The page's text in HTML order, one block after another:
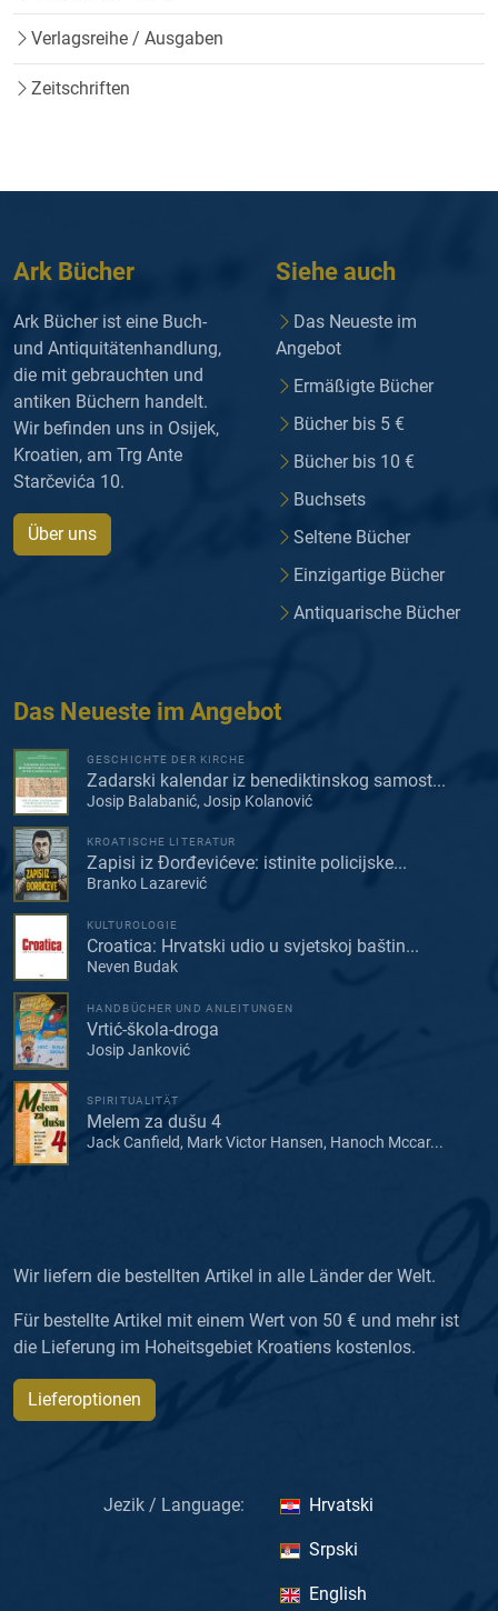
Verlagsreihe / Ausgaben
Zeitschriften
Ark Bücher
Ark Bücher ist eine Buch-
und Antiquitätenhandlung,
die mit gebrauchten und
antiken Büchern handelt.
Wir befinden uns in Osijek,
Kroatien, am Trg Ante
Starčevića 10.
Über uns
Siehe auch
Das Neueste im
Angebot
Ermäßigte Bücher
Bücher bis 5 €
Bücher bis 10 €
Buchsets
Seltene Bücher
Einzigartige Bücher
Antiquarische Bücher
Das Neueste im Angebot
GESCHICHTE DER KIRCHE
Zadarski kalendar iz benediktinskog samost...
Josip Balabanić, Josip Kolanović
KROATISCHE LITERATUR
Zapisi iz Đorđevićeve: istinite policijske...
Branko Lazarević
KULTUROLOGIE
Croatica: Hrvatski udio u svjetskoj baštin...
Neven Budak
HANDBÜCHER UND ANLEITUNGEN
Vrtić-škola-droga
Josip Janković
SPIRITUALITÄT
Melem za dušu 4
Jack Canfield, Mark Victor Hansen, Hanoch Mccar...
Wir liefern die bestellten Artikel in alle Länder der Welt.
Für bestellte Artikel mit einem Wert von 50 € und mehr ist
die Lieferung im Hoheitsgebiet Kroatiens kostenlos.
Lieferoptionen
Jezik / Language: Hrvatski
Srpski
English